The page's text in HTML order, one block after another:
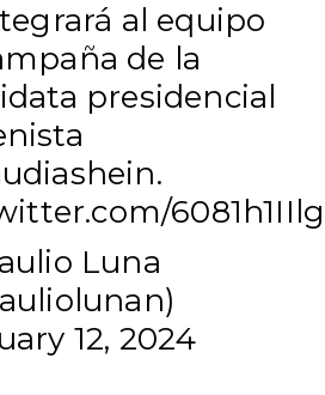
al equipo
de la
presidencial
.
6081h1IIlg
Luna
12, 2024